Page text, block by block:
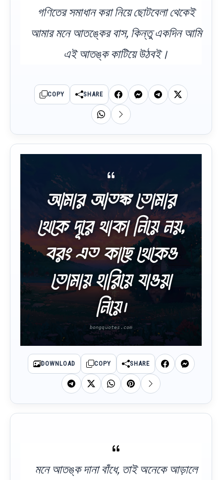
গণিতের সমাধান করা নিয়ে ছোটবেলা থেকেই
আমার মনে আতঙ্কের বাস, কিন্তু একদিন আমি
এই আতঙ্ক কাটিয়ে উঠবই।
COPY SHARE
আমার আতঙ্ক তোমার
থেকে দূরে থাকা নিয়ে নয়,
বরং এত কাছে থেকেও
তোমায় হারিয়ে যাওয়া
নিয়ে।
DOWNLOAD COPY SHARE
মনে আতঙ্ক দানা বাঁধে, তাই অনেকে আড়ালে